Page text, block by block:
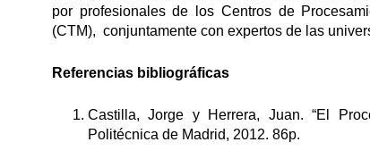
por profesionales de los Centros de
(CTM), conjuntamente con expertos de las
Referencias bibliográficas
Castilla, Jorge y Herrera, Juan. “El
Politécnica de Madrid, 2012. 86p.